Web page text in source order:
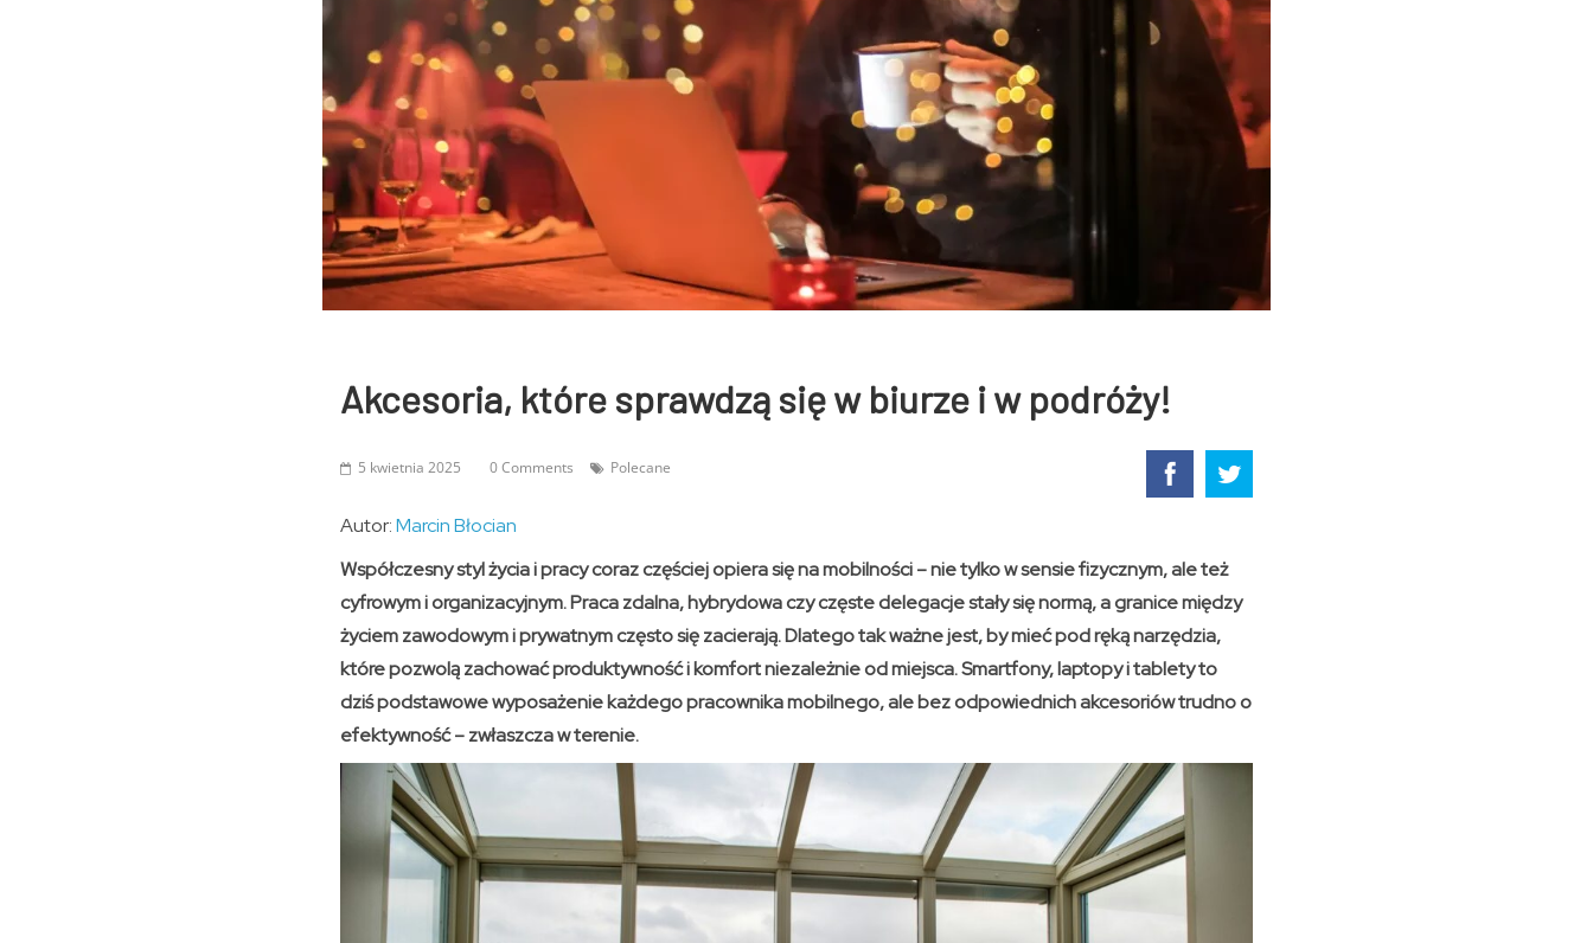
Akcesoria, które sprawdzą się w biurze i w podróży!
5 kwietnia 2025 0 Comments Polecane
Autor:Marcin Błocian
Współczesny styl życia i pracy coraz częściej opiera się na mobilności – nie tylko w sensie fizycznym, ale też
cyfrowym i organizacyjnym. Praca zdalna, hybrydowa czy częste delegacje stały się normą, a granice między
życiem zawodowym i prywatnym często się zacierają. Dlatego tak ważne jest, by mieć pod ręką narzędzia,
które pozwolą zachować produktywność i komfort niezależnie od miejsca. Smartfony, laptopy i tablety to
dziś podstawowe wyposażenie każdego pracownika mobilnego, ale bez odpowiednich akcesoriów trudno o
efektywność – zwłaszcza w terenie.